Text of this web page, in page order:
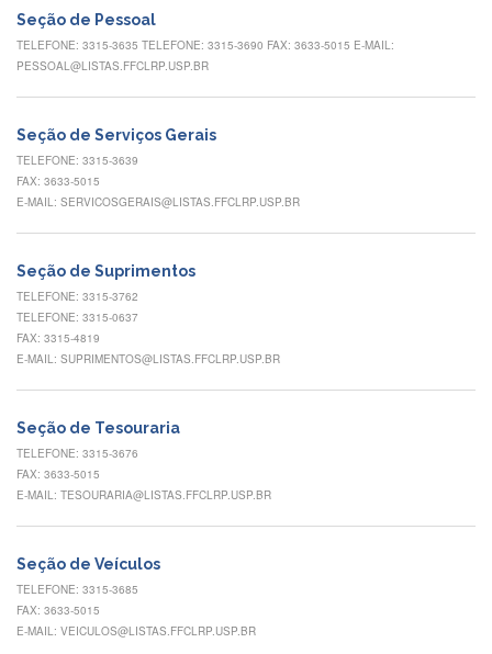
Cursos
e
Atividades
e
Editais
Notícias
Eventos
Contato
INCLUSÃO
Apresentação
Regimento
Portarias
e
Eventos
de
Inclusão
Seção de Pessoal
TELEFONE: 3315-3635 TELEFONE: 3315-3690 FAX: 3633-5015 E-MAIL:
PESSOAL@LISTAS.FFCLRP.USP.BR
Seção de Serviços Gerais
TELEFONE: 3315-3639
FAX: 3633-5015
E-MAIL: SERVICOSGERAIS@LISTAS.FFCLRP.USP.BR
Seção de Suprimentos
TELEFONE: 3315-3762
TELEFONE: 3315-0637
FAX: 3315-4819
E-MAIL: SUPRIMENTOS@LISTAS.FFCLRP.USP.BR
Seção de Tesouraria
TELEFONE: 3315-3676
FAX: 3633-5015
E-MAIL: TESOURARIA@LISTAS.FFCLRP.USP.BR
Seção de Veículos
TELEFONE: 3315-3685
FAX: 3633-5015
E-MAIL: VEICULOS@LISTAS.FFCLRP.USP.BR